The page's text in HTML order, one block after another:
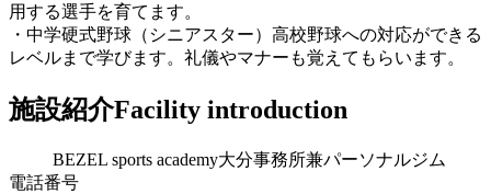
用する選手を育てます。
・中学硬式野球（シニアスター）高校野球への対応ができる
レベルまで学びます。礼儀やマナーも覚えてもらいます。
施設紹介Facility introduction
BEZEL sports academy大分事務所兼パーソナルジム
電話番号